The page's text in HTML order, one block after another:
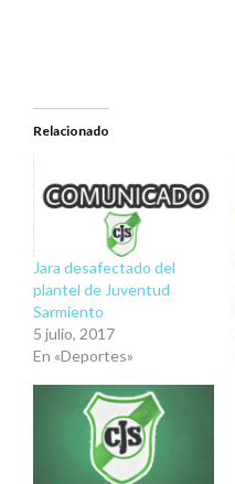
Relacionado
Jara desafectado del
plantel de Juventud
Sarmiento
5 julio, 2017
En «Deportes»